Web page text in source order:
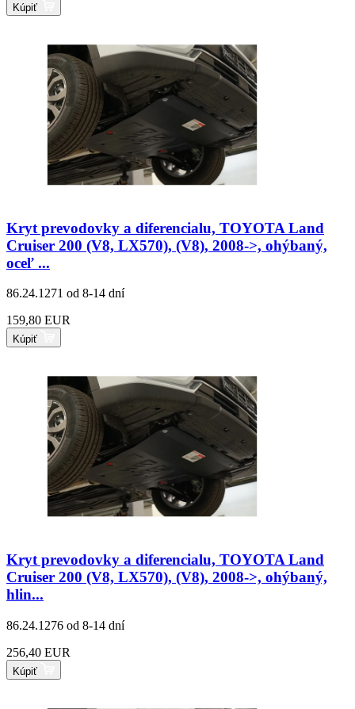
Kúpiť
Kryt prevodovky a diferencialu, TOYOTA Land
Cruiser 200 (V8, LX570), (V8), 2008->, ohýbaný,
oceľ ...
86.24.1271 od 8-14 dní
159,80 EUR
Kúpiť
Kryt prevodovky a diferencialu, TOYOTA Land
Cruiser 200 (V8, LX570), (V8), 2008->, ohýbaný,
hlin...
86.24.1276 od 8-14 dní
256,40 EUR
Kúpiť